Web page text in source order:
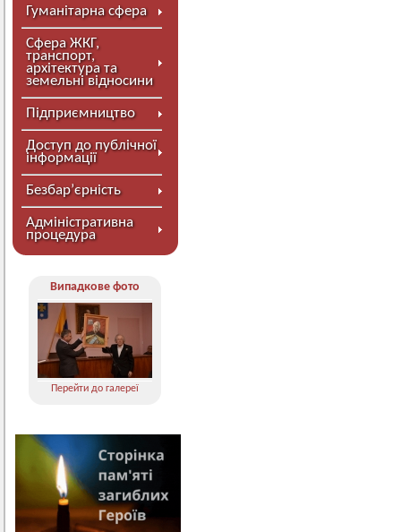
Гуманітарна сфера
Сфера ЖКГ,
транспорт,
архітектура та
земельні відносини
Підприємництво
Доступ до публічної
інформації
Безбар’єрність
Адміністративна
процедура
Випадкове фото
Перейти до галереї